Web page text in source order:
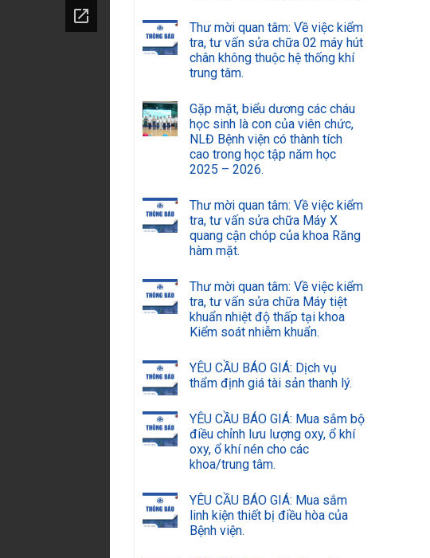
Thư mời quan tâm: Về việc kiểm
tra, tư vấn sửa chữa 02 máy hút
chân không thuộc hệ thống khí
trung tâm.
Gặp mặt, biểu dương các cháu
học sinh là con của viên chức,
NLĐ Bệnh viện có thành tích
cao trong học tập năm học
2025 – 2026.
Thư mời quan tâm: Về việc kiểm
tra, tư vấn sửa chữa Máy X
quang cận chóp của khoa Răng
hàm mặt.
Thư mời quan tâm: Về việc kiểm
tra, tư vấn sửa chữa Máy tiệt
khuẩn nhiệt độ thấp tại khoa
Kiểm soát nhiễm khuẩn.
YÊU CẦU BÁO GIÁ: Dịch vụ
thẩm định giá tài sản thanh lý.
YÊU CẦU BÁO GIÁ: Mua sắm bộ
điều chỉnh lưu lượng oxy, ổ khí
oxy, ổ khí nén cho các
khoa/trung tâm.
YÊU CẦU BÁO GIÁ: Mua sắm
linh kiện thiết bị điều hòa của
Bệnh viện.